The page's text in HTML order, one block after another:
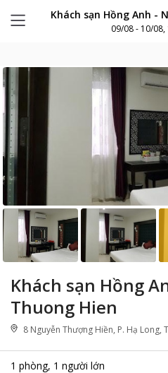
Khách sạn Hồng Anh -
09/08 - 10/08,
Khách sạn Hồng
Thuong Hien
8 Nguyễn Thượng Hiền, P. Hạ Long,
1 phòng, 1 người lớn